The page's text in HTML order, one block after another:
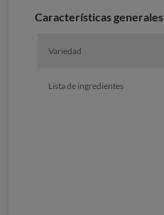
Características generales
Variedad
Lista de ingredientes